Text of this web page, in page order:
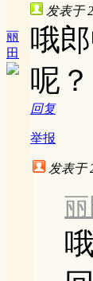
丽
田
发表于
哦
呢？
回复
举报
发表于